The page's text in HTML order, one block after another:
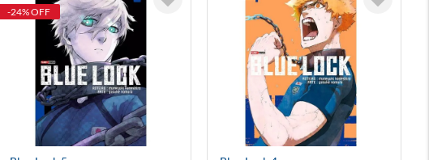
-24% OFF